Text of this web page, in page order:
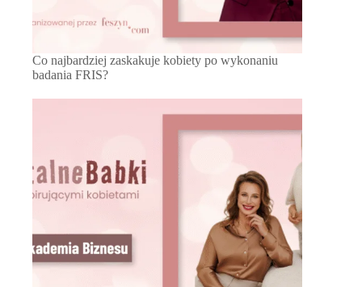
Co najbardziej zaskakuje kobiety po wykonaniu
badania FRIS?